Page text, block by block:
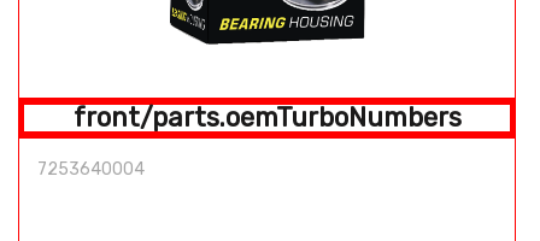
front/parts.oemTurboNumbers
7253640004